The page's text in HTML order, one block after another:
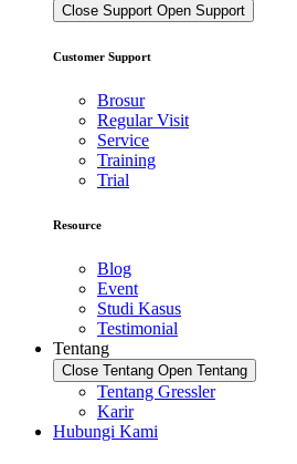
Close Support Open Support
Customer Support
Brosur
Regular Visit
Service
Training
Trial
Resource
Blog
Event
Studi Kasus
Testimonial
Tentang
Close Tentang Open Tentang
Tentang Gressler
Karir
Hubungi Kami